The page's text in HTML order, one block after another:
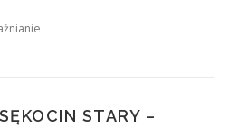
SĘKOCIN STARY –